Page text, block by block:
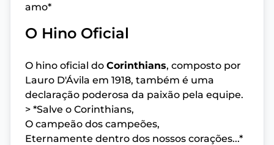
amo*
O Hino Oficial
O hino oficial do Corinthians, composto por
Lauro D'Ávila em 1918, também é uma
declaração poderosa da paixão pela equipe.
> *Salve o Corinthians,
O campeão dos campeões,
Eternamente dentro dos nossos corações...*